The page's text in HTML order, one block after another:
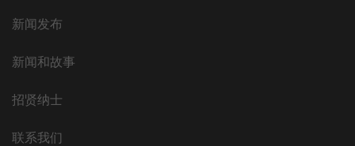
新闻发布
新闻和故事
招贤纳士
联系我们